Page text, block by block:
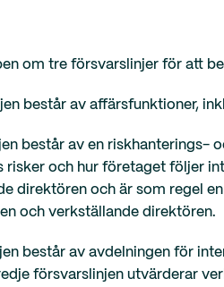
om tre försvarslinjer för att
består av affärsfunktioner,
består av en riskhanterings-
risker och hur företaget följer
direktören och är som regel
och verkställande direktören.
består av avdelningen för
försvarslinjen utvärderar